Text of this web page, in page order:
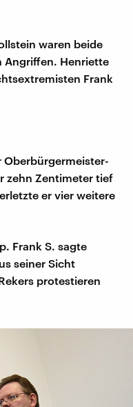
waren beide
Angriffen. Henriette
Frank
Oberbürgermeister-
zehn Zentimeter tief
er vier weitere
Frank S. sagte
seiner Sicht
protestieren